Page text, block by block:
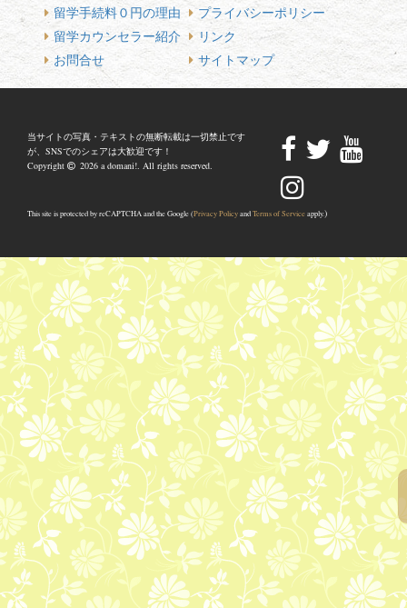
留学手続料０円の理由
留学カウンセラー紹介
お問合せ
プライバシーポリシー
リンク
サイトマップ
当サイトの写真・テキストの無断転載は一切禁止です
が、SNSでのシェアは大歓迎です！
Copyright
2026 a domani!. All rights reserved.
This site is protected by reCAPTCHA and the Google (Privacy PolicyandTerms of Service apply.)